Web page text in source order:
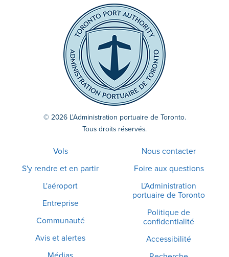
© 2026 L'Administration portuaire de Toronto.
Tous droits réservés.
Vols
S'y rendre et en partir
L'aéroport
Entreprise
Communauté
Avis et alertes
Nous contacter
Foire aux questions
L'Administration
portuaire de Toronto
Politique de
confidentialité
Accessibilité